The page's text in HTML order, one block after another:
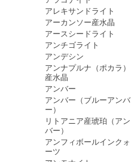
アレキサンドライト
アーカンソー産水晶
アースシードライト
アンチゴライト
アンデシン
アンナプルナ（ポカラ）
産水晶
アンバー
アンバー（ブルーアンバ
ー）
リトアニア産琥珀（アン
バー）
アンフィボールインクォ
ーツ